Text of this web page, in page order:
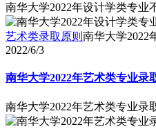
南华大学2022年设计学类专业
艺术类录取原则 南华大学2022
2022/6/3
南华大学2022年艺术类专业录
南华大学2022年艺术类专业录